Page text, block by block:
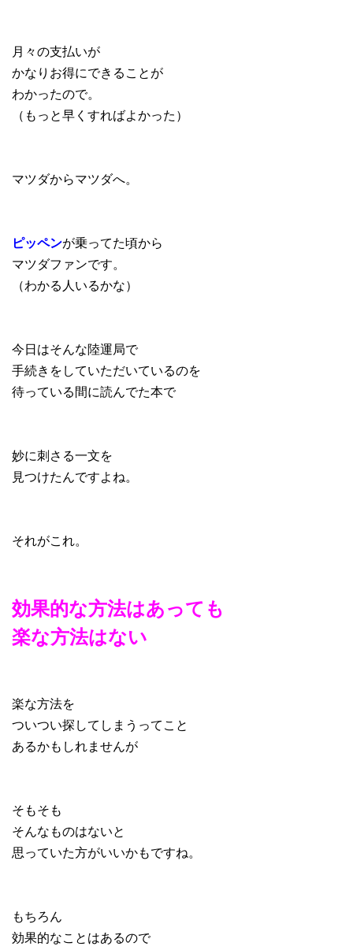
月々の支払いが
かなりお得にできることが
わかったので。
（もっと早くすればよかった）
マツダからマツダへ。
ピッペンが乗ってた頃から
マツダファンです。
（わかる人いるかな）
今日はそんな陸運局で
手続きをしていただいているのを
待っている間に読んでた本で
妙に刺さる一文を
見つけたんですよね。
それがこれ。
効果的な方法はあっても
楽な方法はない
楽な方法を
ついつい探してしまうってこと
あるかもしれませんが
そもそも
そんなものはないと
思っていた方がいいかもですね。
もちろん
効果的なことはあるので